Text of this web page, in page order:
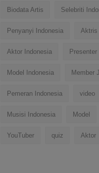
Biodata Artis Selebriti
Penyanyi Indonesia Aktris
Aktor Indonesia Presenter
Model Indonesia Member
Pemeran Indonesia video
Musisi Indonesia Model
YouTuber quiz Aktor